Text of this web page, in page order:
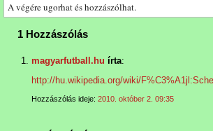
A végére ugorhat és hozzászólhat.
1 Hozzászólás
magyarfutball.hu írta:
http://hu.wikipedia.org/wiki/
Hozzászólás ideje: 2010. október 2. 09:35